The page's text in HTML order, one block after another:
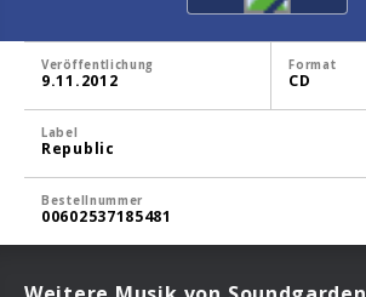
Veröffentlichung
9.11.2012
Format
CD
Label
Republic
Bestellnummer
00602537185481